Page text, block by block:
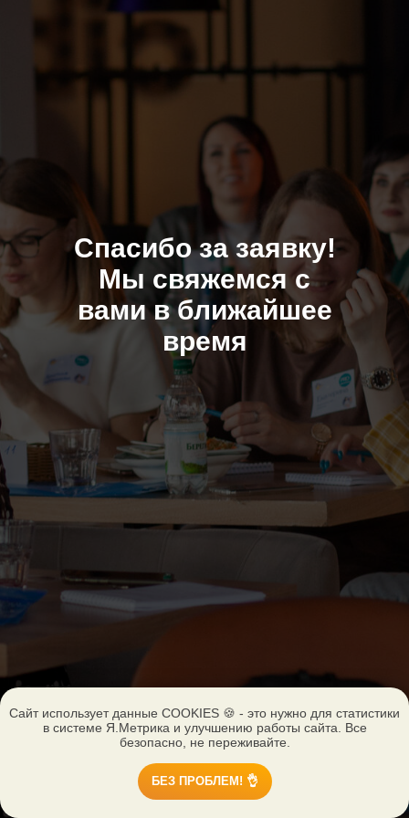
Сайт использует данные COOKIES 🍪 - это нужно для статистики
в системе Я.Метрика и улучшению работы сайта. Все
безопасно, не переживайте.
БЕЗ ПРОБЛЕМ! 👌
Спасибо за заявку!
Мы свяжемся с
вами в ближайшее
время